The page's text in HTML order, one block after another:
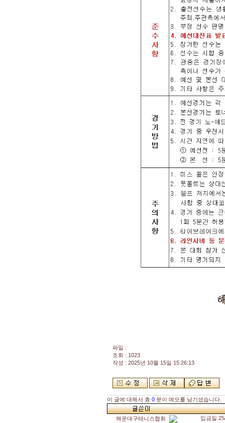
파일 :
조회 : 1023
작성 : 2025년 10월 15일 15:26:13
이 글에 대해서 총 0 분이 메모를 남기셨습니다.
해운대구테니스협회 입금일